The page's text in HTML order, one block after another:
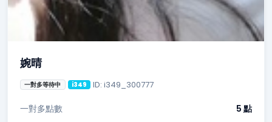
婉晴
一對多等待中 i349 ID: i349_300777
一對多點數
5 點